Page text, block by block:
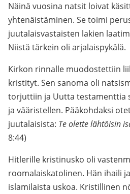
Näinä vuosina natsit loivat
yhtenäistäminen. Se toimi
juutalaisvastaisten lakien
Niistä tärkein oli arjalaispykälä.
Kirkon rinnalle muodostettiin
kristityt. Sen sanoma oli
torjuttiin ja Uutta testamenttia
ja vääristellen. Pääkohdaksi
juutalaisista: Te olette lähtöisin
8:44)
Hitlerille kristinusko oli
roomalaiskatolinen. Hän ihaili
islamilaista uskoa. Kristillinen